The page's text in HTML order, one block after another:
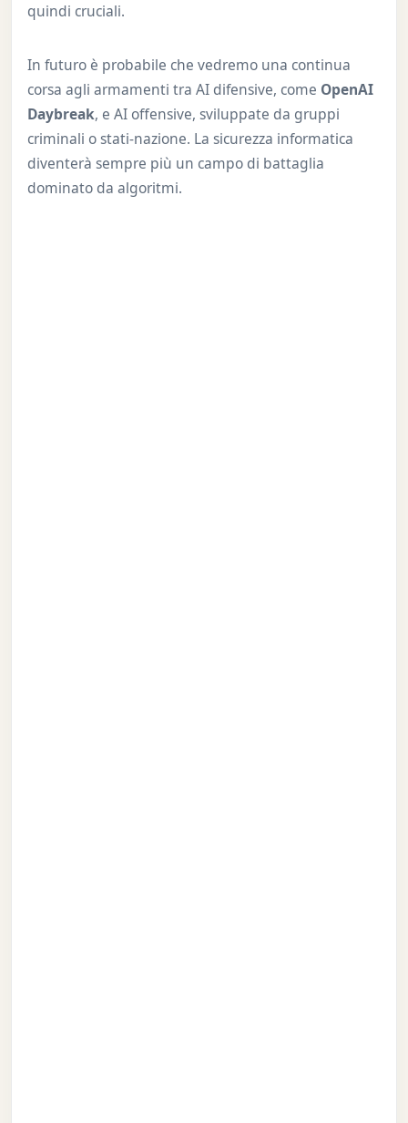
quindi cruciali.
In futuro è probabile che vedremo una continua
corsa agli armamenti tra AI difensive, come OpenAI
Daybreak, e AI offensive, sviluppate da gruppi
criminali o stati-nazione. La sicurezza informatica
diventerà sempre più un campo di battaglia
dominato da algoritmi.